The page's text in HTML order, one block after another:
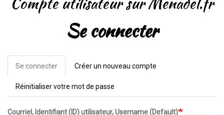
Se connecter
Onglets
principaux
Se connecter (onglet
actif)
Créer un nouveau compte
Réinitialiser votre mot de passe
Courriel, Identifiant (ID) utilisateur, Username (Default)